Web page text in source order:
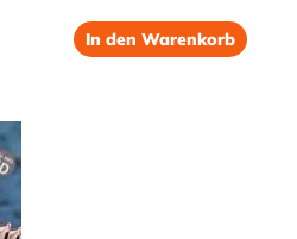
In den Warenkorb